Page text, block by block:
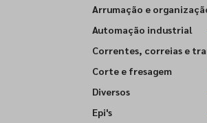
Arrumação e
Automação industrial
Correntes, correias e
Corte e fresagem
Diversos
Epi's